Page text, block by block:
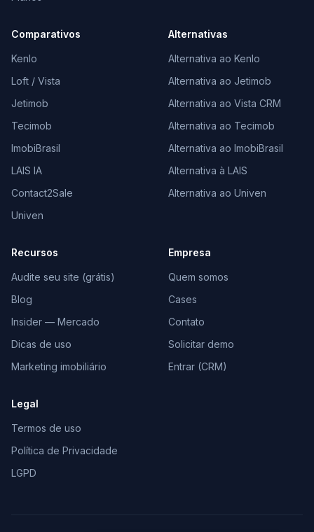
Comparativos
Kenlo
Loft / Vista
Jetimob
Tecimob
ImobiBrasil
LAIS IA
Contact2Sale
Univen
Alternativas
Alternativa ao Kenlo
Alternativa ao Jetimob
Alternativa ao Vista CRM
Alternativa ao Tecimob
Alternativa ao ImobiBrasil
Alternativa à LAIS
Alternativa ao Univen
Recursos
Audite seu site (grátis)
Blog
Insider — Mercado
Dicas de uso
Marketing imobiliário
Empresa
Quem somos
Cases
Contato
Solicitar demo
Entrar (CRM)
Legal
Termos de uso
Política de Privacidade
LGPD